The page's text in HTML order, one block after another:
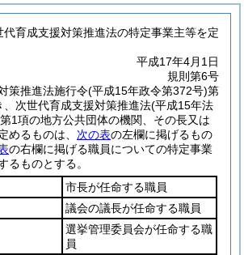
代育成支援対策推進法の特定事業主等を定
平成17年4月1日
規則第6号
策推進法施行令(平成15年政令第372号)第
、次世代育成支援対策推進法(平成15年法
1項の地方公共団体の機関、その長又は
めるものは、 次の表の左欄に掲げるもの
の右欄に掲げる職員についての特定事業
るものとする。
市長が任命する職員
議会の議長が任命する職員
選挙管理委員会が任命する職
員